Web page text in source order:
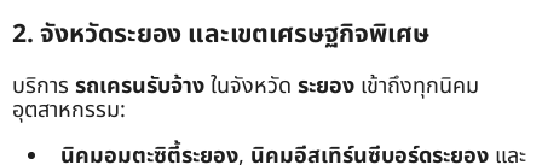
2. จังหวัดระยอง และเขตเศรษฐกิจพิเศษ
บริการ รถเครนรับจ้างในจังหวัด ระยอง เข้าถึงทุกนิคม
อุตสาหกรรม:
นิคมอมตะซิตี้ระยอง, นิคมอีสเทิร์นซีบอร์ดระยอง และ